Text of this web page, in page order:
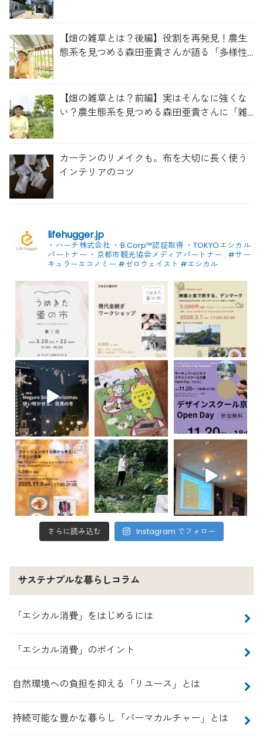
【畑の雑草とは？後編】役割を再発見！農生
態系を見つめる森田亜貴さんが語る「多様性
【畑の雑草とは？前編】実はそんなに強くな
い？農生態系を見つめる森田亜貴さんに「雑
カーテンのリメイクも。布を大切に長く使う
インテリアのコツ
lifehugger.jp
・ハーチ株式会社 ・B Corp™認証取得 ・TOKYOエシカル
パートナー ・京都市観光協会メディアパートナー . #サー
キュラーエコノミー #ゼロウェイスト #エシカル
さらに読み込む Instagram でフォロー
サステナブルな暮らしコラム
「エシカル消費」をはじめるには
「エシカル消費」のポイント
自然環境への負担を抑える「リユース」とは
持続可能な豊かな暮らし「パーマカルチャー」とは